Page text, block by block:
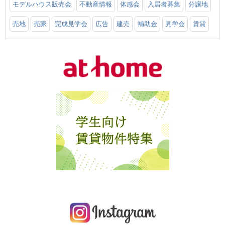
モデルハウス販売会 不動産情報 体感会 入居者募集 分譲地
売地 売家 完成見学会 広告 建売 補助金 見学会 賃貸